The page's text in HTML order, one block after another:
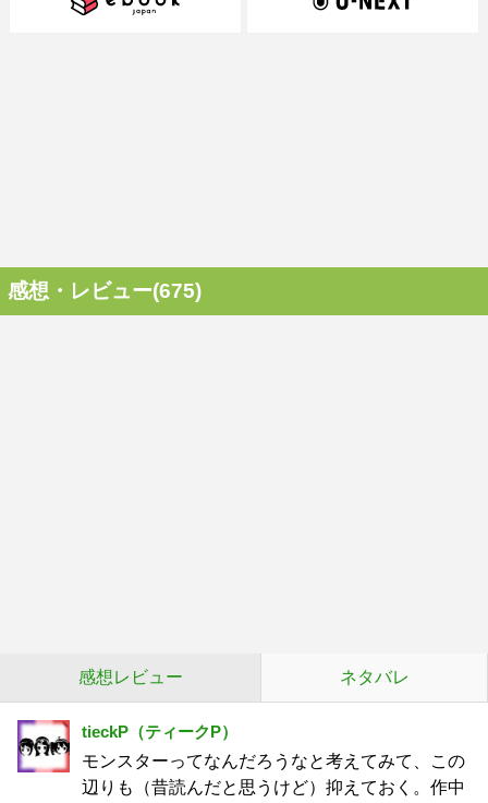
感想・レビュー(675)
感想レビュー ネタバレ
tieckP（ティークP）
モンスターってなんだろうなと考えてみて、この
辺りも（昔読んだと思うけど）抑えておく。作中